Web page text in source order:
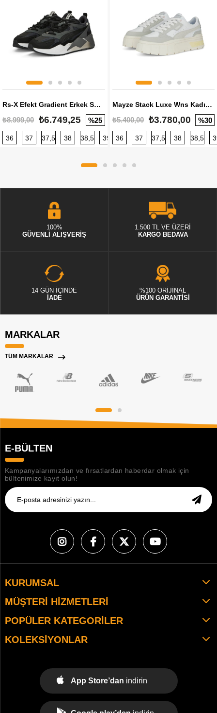
Rs-X Efekt Gradient Erkek Sneaker
₺8.999,00 ₺6.749,25 %25
36 37 37,5 38 38,5 39 40 40,5 41 42 42,5
Mayze Stack Luxe Wns Kadın Sneaker
₺5.400,00 ₺3.780,00 %30
36 37 37,5 38 38,5
100%
GÜVENLİ ALIŞVERİŞ
1.500 TL VE ÜZERİ
KARGO BEDAVA
14 GÜN İÇİNDE
İADE
%100 ORİJİNAL
ÜRÜN GARANTİSİ
MARKALAR
TÜM MARKALAR
E-BÜLTEN
Kampanyalarımızdan ve fırsatlardan haberdar olmak için
bültenimize kayıt olun!
KURUMSAL
MÜŞTERI HIZMETLERI
POPÜLER KATEGORILER
KOLEKSIYONLAR
App Store’dan indirin